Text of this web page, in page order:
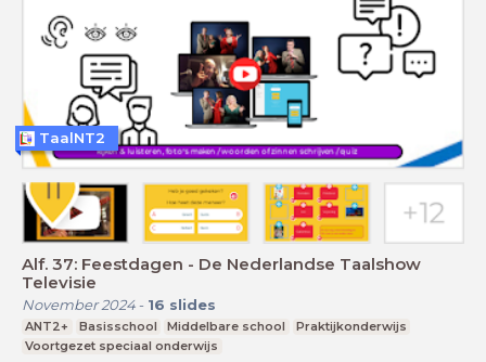
Alf. 37: Feestdagen - De Nederlandse Taalshow
Televisie
November 2024- 16 slides
ANT2+ Basisschool Middelbare school
Praktijkonderwijs
Voortgezet speciaal onderwijs
TaalNT2